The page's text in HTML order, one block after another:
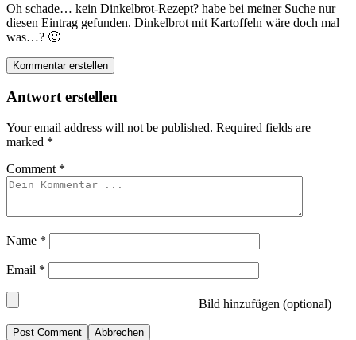
Oh schade… kein Dinkelbrot-Rezept? habe bei meiner Suche nur
diesen Eintrag gefunden. Dinkelbrot mit Kartoffeln wäre doch mal
was…? 🙂
Kommentar erstellen
Antwort erstellen
Your email address will not be published. Required fields are
marked *
Comment *
Name *
Email *
Bild hinzufügen (optional)
Abbrechen